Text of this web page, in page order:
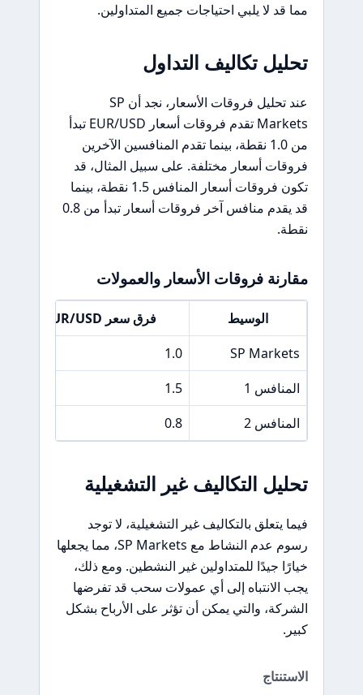
مما قد لا يلبي احتياجات جميع المتداولين.
تحليل تكاليف التداول
عند تحليل فروقات الأسعار، نجد أن SP
Markets تقدم فروقات أسعار EUR/USD تبدأ
من 1.0 نقطة، بينما تقدم المنافسين الآخرين
فروقات أسعار مختلفة. على سبيل المثال، قد
تكون فروقات أسعار المنافس 1.5 نقطة، بينما
قد يقدم منافس آخر فروقات أسعار تبدأ من 0.8
نقطة.
مقارنة فروقات الأسعار والعمولات
الوسيط
فرق سعر EUR/USD
SP Markets
1.0
المنافس 1
1.5
المنافس 2
0.8
تحليل التكاليف غير التشغيلية
فيما يتعلق بالتكاليف غير التشغيلية، لا توجد
رسوم عدم النشاط مع SP Markets، مما يجعلها
خيارًا جيدًا للمتداولين غير النشطين. ومع ذلك،
يجب الانتباه إلى أي عمولات سحب قد تفرضها
الشركة، والتي يمكن أن تؤثر على الأرباح بشكل
كبير.
الاستنتاج